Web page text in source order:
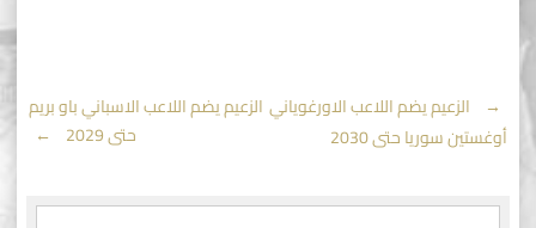
Post
navigation
←
الزعيم يضم اللاعب الاورغوياني
أوغستين سوريا حتى 2030
الزعيم يضم اللاعب الاسباني باو بريم
حتى 2029
→